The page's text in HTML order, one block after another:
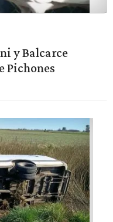
y Balcarce
Pichones